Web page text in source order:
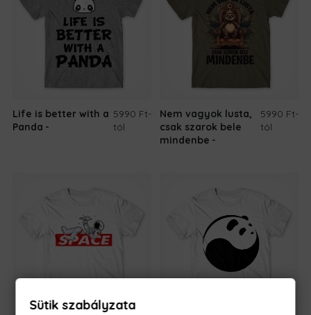
Life is better with a
Panda
5990 Ft-
tól
Nem vagyok lusta,
csak szarok bele
mindenbe
5990 Ft-
tól
Sütik szabályzata